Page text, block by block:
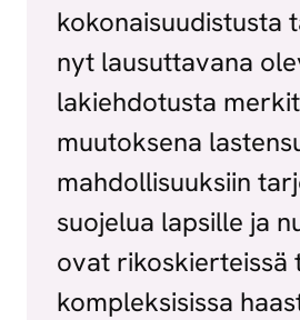
kokonaisuudistusta
nyt lausuttavana
lakiehdotusta
muutoksena
mahdollisuuksiin
suojelua lapsille ja
ovat rikoskierteissä
kompleksisissa